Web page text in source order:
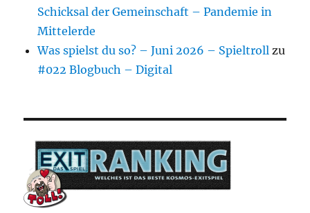
Schicksal der Gemeinschaft – Pandemie in
Mittelerde
Was spielst du so? – Juni 2026 – Spieltroll zu
#022 Blogbuch – Digital